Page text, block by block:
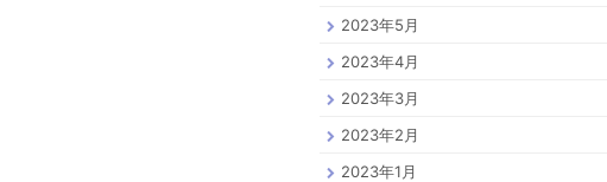
2023年5月
2023年4月
2023年3月
2023年2月
2023年1月